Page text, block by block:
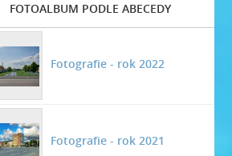
FOTOALBUM PODLE ABECEDY
Fotografie - rok 2022
Fotografie - rok 2021